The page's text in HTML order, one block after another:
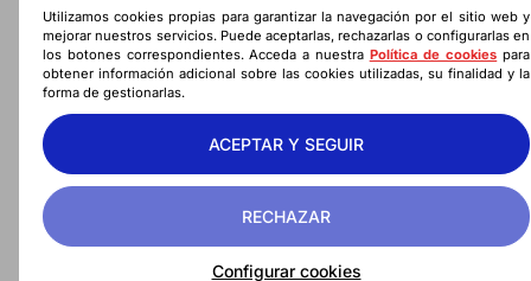
Utilizamos cookies propias para garantizar la navegación por el sitio web y
mejorar nuestros servicios. Puede aceptarlas, rechazarlas o configurarlas en
los botones correspondientes. Acceda a nuestra Política de cookies para
obtener información adicional sobre las cookies utilizadas, su finalidad y la
forma de gestionarlas.
ACEPTAR Y SEGUIR
RECHAZAR
Configurar cookies